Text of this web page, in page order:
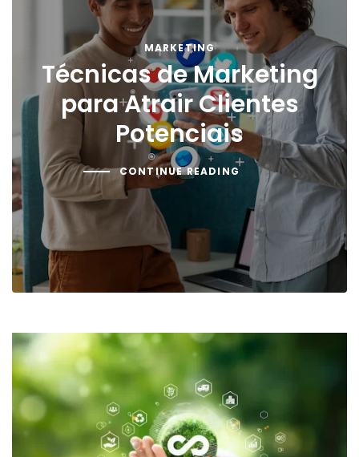
MARKETING
Técnicas de Marketing
para Atrair Clientes
Potenciais
CONTINUE READING